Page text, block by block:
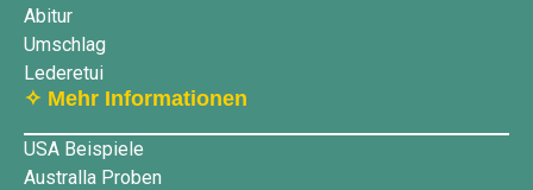
Abitur
Umschlag
Lederetui
✧ Mehr Informationen
USA Beispiele
Australla Proben